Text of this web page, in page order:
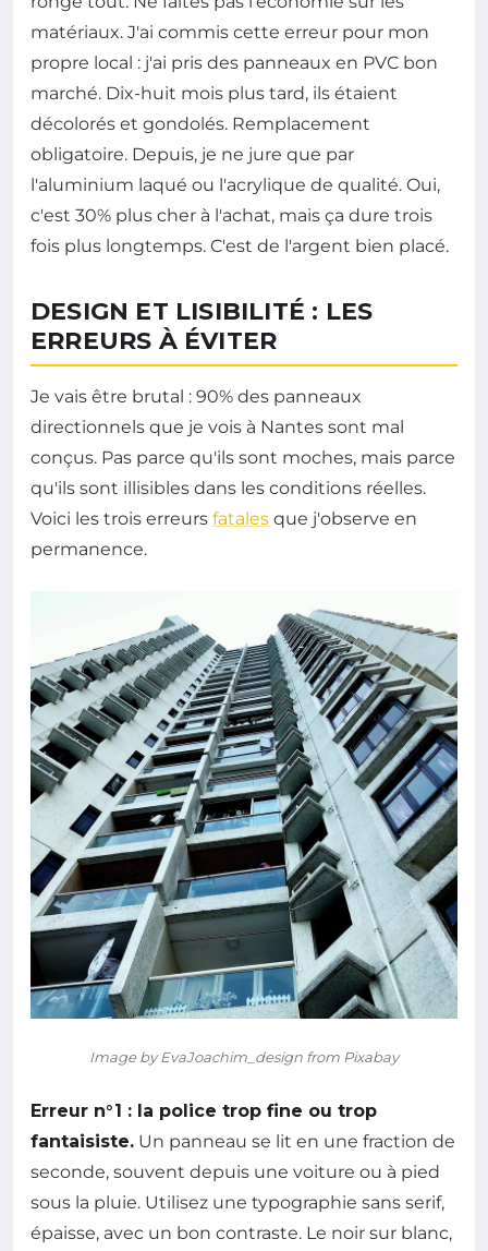
matériaux. J'ai commis cette erreur pour mon
propre local : j'ai pris des panneaux en PVC bon
marché. Dix-huit mois plus tard, ils étaient
décolorés et gondolés. Remplacement
obligatoire. Depuis, je ne jure que par
l'aluminium laqué ou l'acrylique de qualité. Oui,
c'est 30% plus cher à l'achat, mais ça dure trois
fois plus longtemps. C'est de l'argent bien placé.
DESIGN ET LISIBILITÉ : LES
ERREURS À ÉVITER
Je vais être brutal : 90% des panneaux
directionnels que je vois à Nantes sont mal
conçus. Pas parce qu'ils sont moches, mais parce
qu'ils sont illisibles dans les conditions réelles.
Voici les trois erreurs fatales que j'observe en
permanence.
Image by EvaJoachim_design from Pixabay
Erreur n°1 : la police trop fine ou trop
fantaisiste. Un panneau se lit en une fraction de
seconde, souvent depuis une voiture ou à pied
sous la pluie. Utilisez une typographie sans serif,
épaisse, avec un bon contraste. Le noir sur blanc,